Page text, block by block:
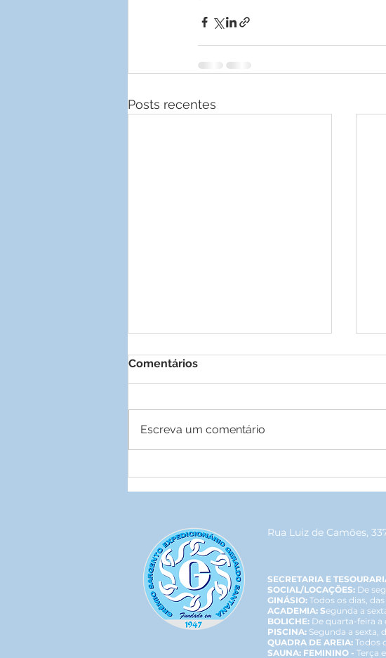
Posts recentes
Comentários
Escreva um comentário
Rua Luiz de Camões,
SECRETARIA E
SOCIAL/LOCAÇÕES: De
GINÁSIO: Todos os dias,
ACADEMIA: Segunda a
BOLICHE: De quarta-feira a
PISCINA: Segunda a sexta,
QUADRA DE AREIA: Todos
SAUNA: FEMININO - Terça